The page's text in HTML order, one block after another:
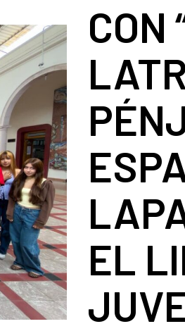
CON
EL